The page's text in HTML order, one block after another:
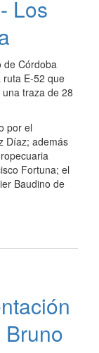
Los
de Córdoba
ruta E-52 que
traza de 28
por el
Díaz; además
Fortuna; el
Baudino de